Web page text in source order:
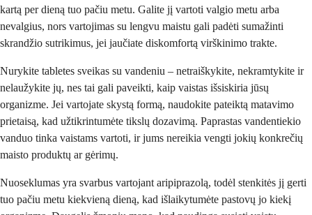
kartą per dieną tuo pačiu metu. Galite jį vartoti valgio metu arba
nevalgius, nors vartojimas su lengvu maistu gali padėti sumažinti
skrandžio sutrikimus, jei jaučiate diskomfortą virškinimo trakte.
Nurykite tabletes sveikas su vandeniu – netraiškykite, nekramtykite ir
nelaužykite jų, nes tai gali paveikti, kaip vaistas išsiskiria jūsų
organizme. Jei vartojate skystą formą, naudokite pateiktą matavimo
prietaisą, kad užtikrintumėte tikslų dozavimą. Paprastas vandentiekio
vanduo tinka vaistams vartoti, ir jums nereikia vengti jokių konkrečių
maisto produktų ar gėrimų.
Nuoseklumas yra svarbus vartojant aripiprazolą, todėl stenkitės jį gerti
tuo pačiu metu kiekvieną dieną, kad išlaikytumėte pastovų jo kiekį